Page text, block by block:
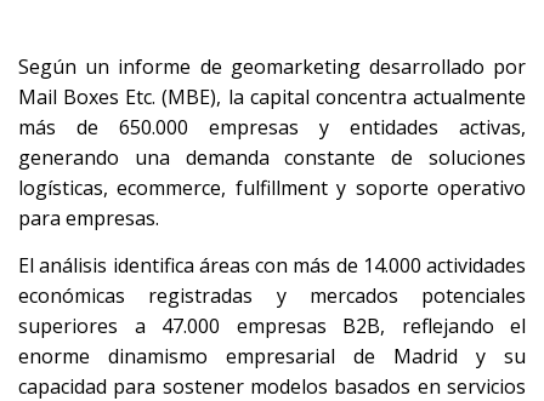
Según un informe de geomarketing desarrollado por
Mail Boxes Etc. (MBE), la capital concentra actualmente
más de 650.000 empresas y entidades activas,
generando una demanda constante de soluciones
logísticas, ecommerce, fulfillment y soporte operativo
para empresas.
El análisis identifica áreas con más de 14.000 actividades
económicas registradas y mercados potenciales
superiores a 47.000 empresas B2B, reflejando el
enorme dinamismo empresarial de Madrid y su
capacidad para sostener modelos basados en servicios